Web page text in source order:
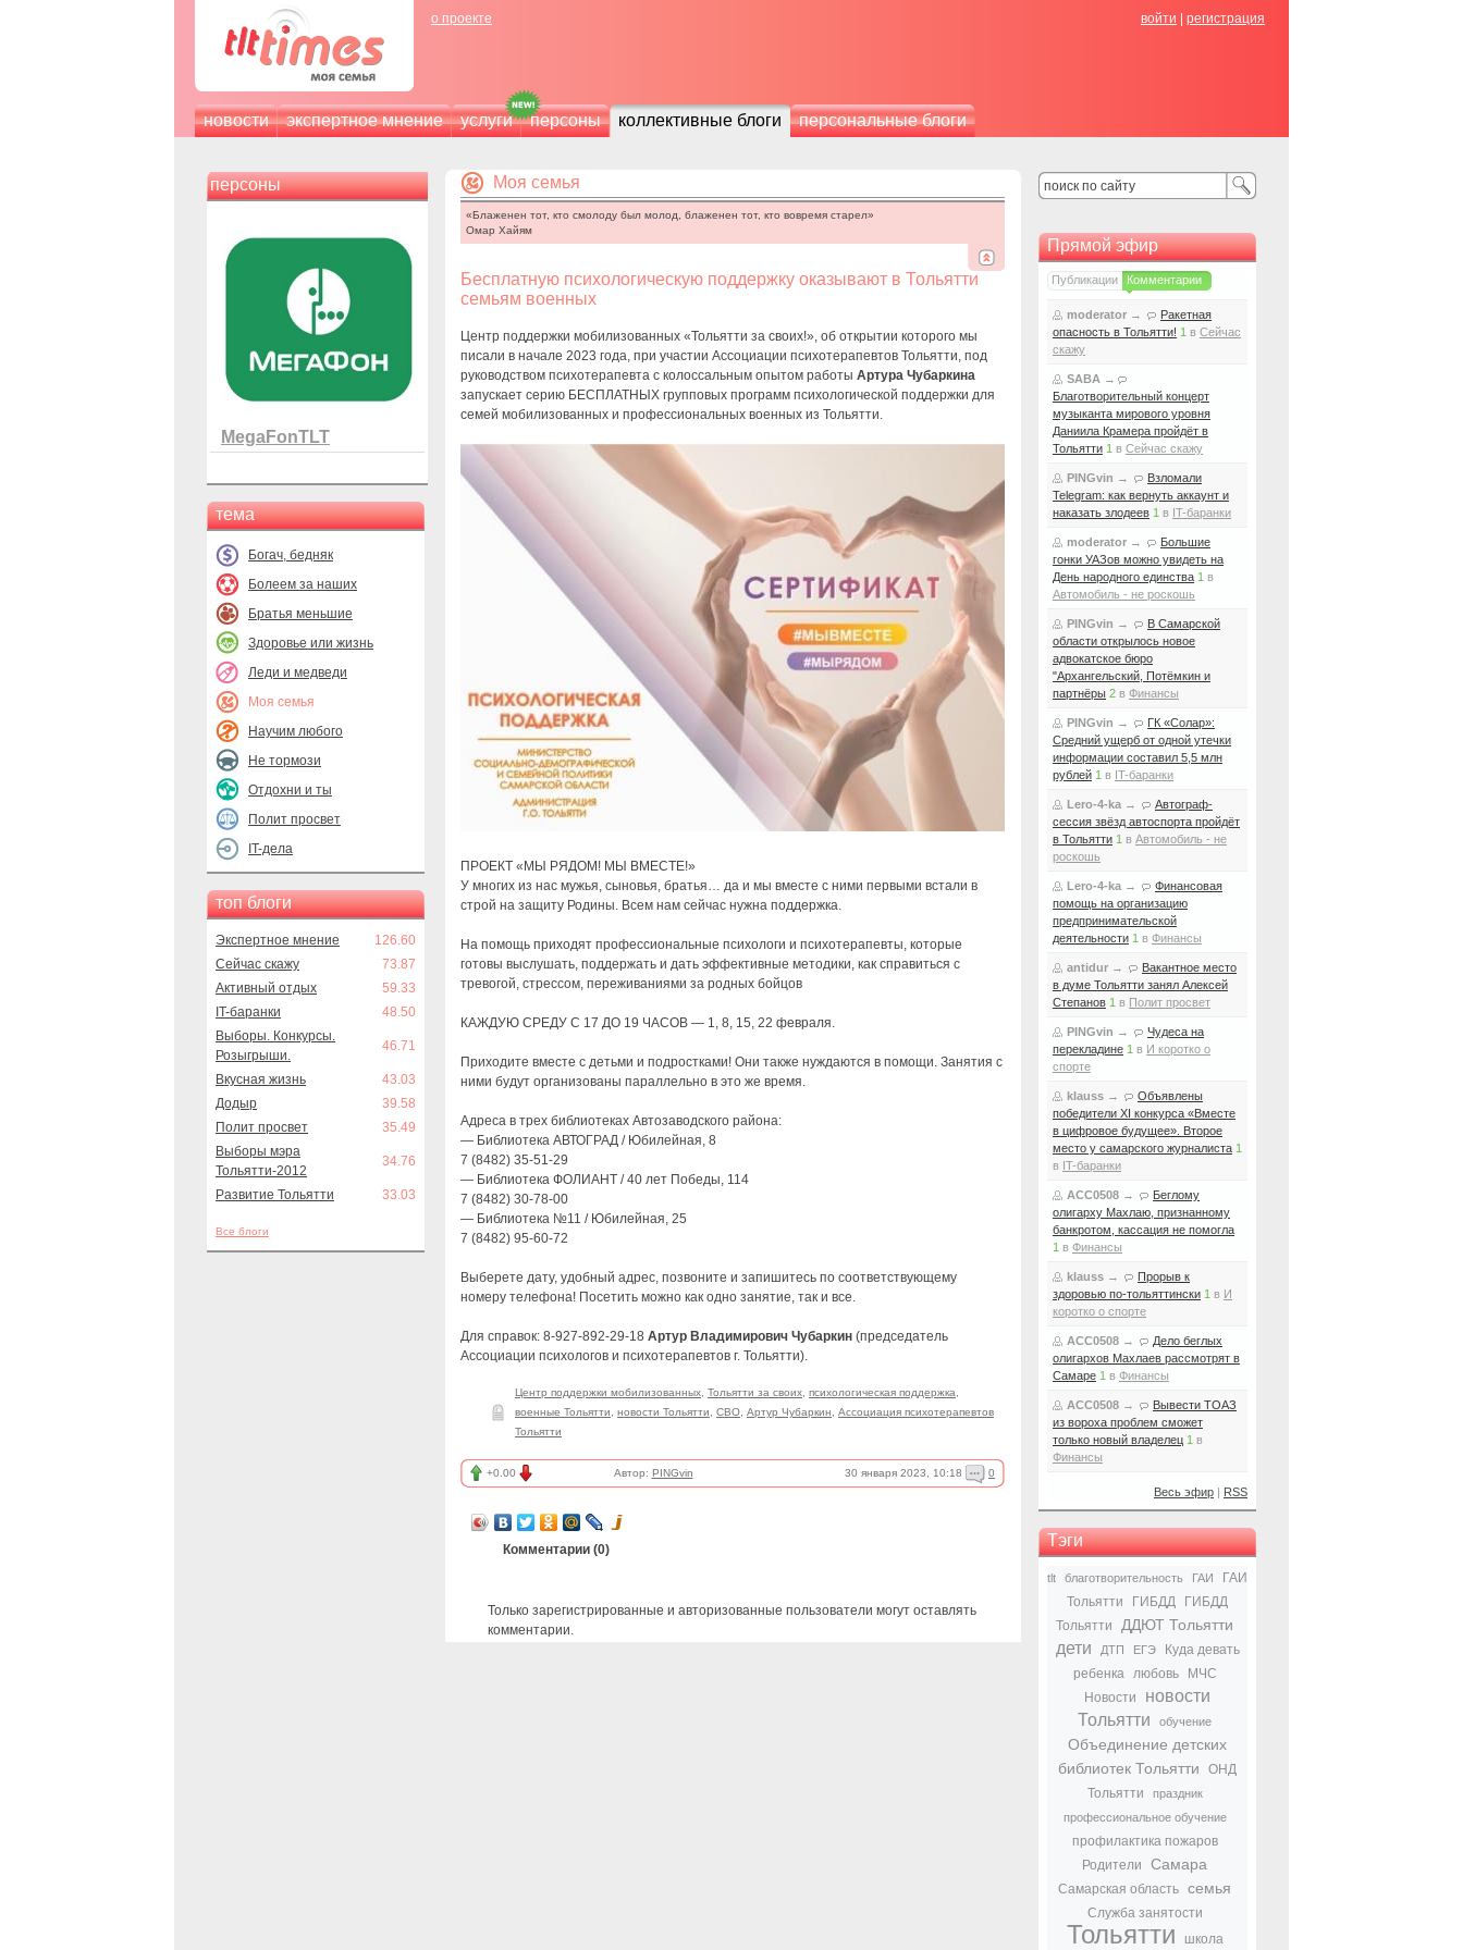
о проекте войти регистрация
новости экспертное мнение услуги персоны коллективные блоги персональные блоги
персоны
MegaFonTLT
тема
Богач, бедняк
Болеем за наших
Братья меньшие
Здоровье или жизнь
Леди и медведи
Моя семья
Научим любого
Не тормози
Отдохни и ты
Полит просвет
IT-дела
топ блоги
Экспертное мнение
126.60
Сейчас скажу
73.87
Активный отдых
59.33
IT-баранки
48.50
Выборы. Конкурсы.
Розыгрыши.
46.71
Вкусная жизнь
43.03
Додыр
39.58
Полит просвет
35.49
Выборы мэра
Тольятти-2012
34.76
Развитие Тольятти 33.03
Все блоги
Моя семья
«Блаженен тот, кто смолоду был молод, блаженен тот, кто вовремя старел»
Омар Хайям
Бесплатную психологическую поддержку оказывают в Тольятти
семьям военных
Центр поддержки мобилизованных «Тольятти за своих!», об открытии которого мы
писали в начале 2023 года, при участии Ассоциации психотерапевтов Тольятти, под
руководством психотерапевта с колоссальным опытом работы Артура Чубаркина
запускает серию БЕСПЛАТНЫХ групповых программ психологической поддержки для
семей мобилизованных и профессиональных военных из Тольятти.
ПРОЕКТ «МЫ РЯДОМ! МЫ ВМЕСТЕ!»
У многих из нас мужья, сыновья, братья… да и мы вместе с ними первыми встали в
строй на защиту Родины. Всем нам сейчас нужна поддержка.
На помощь приходят профессиональные психологи и психотерапевты, которые
готовы выслушать, поддержать и дать эффективные методики, как справиться с
тревогой, стрессом, переживаниями за родных бойцов
КАЖДУЮ СРЕДУ С 17 ДО 19 ЧАСОВ — 1, 8, 15, 22 февраля.
Приходите вместе с детьми и подростками! Они также нуждаются в помощи. Занятия с
ними будут организованы параллельно в это же время.
Адреса в трех библиотеках Автозаводского района:
— Библиотека АВТОГРАД / Юбилейная, 8
7 (8482) 35-51-29
— Библиотека ФОЛИАНТ / 40 лет Победы, 114
7 (8482) 30-78-00
— Библиотека №11 / Юбилейная, 25
7 (8482) 95-60-72
Выберете дату, удобный адрес, позвоните и запишитесь по соответствующему
номеру телефона! Посетить можно как одно занятие, так и все.
Для справок: 8-927-892-29-18 Артур Владимирович Чубаркин (председатель
Ассоциации психологов и психотерапевтов г. Тольятти).
Центр поддержки мобилизованных Тольятти за своих психологическая поддержка
военные Тольятти
новости Тольятти СВО Артур Чубаркин
Ассоциация психотерапевтов
Тольятти
+0.00 Автор: PINGvin 30 января 2023, 10:18 0
Комментарии (0)
Только зарегистрированные и авторизованные пользователи могут оставлять
комментарии.
Прямой эфир
Публикации Комментарии
moderator →
Ракетная
опасность в Тольятти! 1 в Сейчас
скажу
SABA →
Благотворительный концерт
музыканта мирового уровня
Даниила Крамера пройдёт в
Тольятти 1 в Сейчас скажу
PINGvin →
Взломали
Telegram: как вернуть аккаунт и
наказать злодеев 1 в IT-баранки
moderator →
Большие
гонки УАЗов можно увидеть на
День народного единства 1 в
Автомобиль - не роскошь
PINGvin →
В Самарской
области открылось новое
адвокатское бюро
"Архангельский, Потёмкин и
партнёры 2 в Финансы
PINGvin →
ГК «Солар»:
Средний ущерб от одной утечки
информации составил 5,5 млн
рублей 1 в IT-баранки
Lero-4-ka →
Автограф-
сессия звёзд автоспорта пройдёт
в Тольятти 1 в Автомобиль - не
роскошь
Lero-4-ka →
Финансовая
помощь на организацию
предпринимательской
деятельности 1 в Финансы
antidur →
Вакантное место
в думе Тольятти занял Алексей
Степанов 1 в Полит просвет
PINGvin →
Чудеса на
перекладине 1 в И коротко о
спорте
klauss →
Объявлены
победители XI конкурса «Вместе
в цифровое будущее». Второе
место у самарского журналиста 1
в IT-баранки
ACC0508 →
Беглому
олигарху Махлаю, признанному
банкротом, кассация не помогла
1 в Финансы
klauss →
Прорыв к
здоровью по-тольяттински 1 в И
коротко о спорте
ACC0508 →
Дело беглых
олигархов Махлаев рассмотрят в
Самаре 1 в Финансы
ACC0508 →
Вывести ТОАЗ
из вороха проблем сможет
только новый владелец 1 в
Финансы
Весь эфир | RSS
Тэги
tlt благотворительность ГАИ
ГАИ
Тольятти
ГИБДД
ГИБДД
Тольятти
ДДЮТ Тольятти
дети ДТП ЕГЭ
Куда девать
ребенка
любовь
МЧС
Новости
новости
Тольятти
обучение
Объединение детских
библиотек Тольятти
ОНД
Тольятти
праздник
профессиональное обучение
профилактика пожаров
Родители
Самара
Самарская область семья
Служба занятости
Тольятти школа